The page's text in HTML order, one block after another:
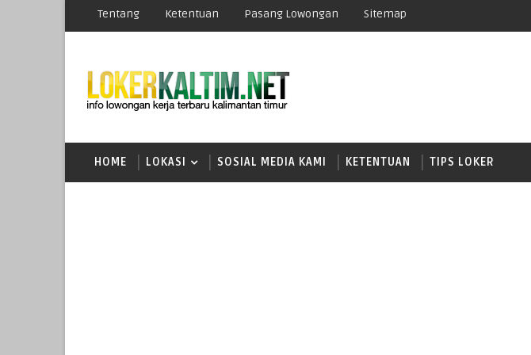
Tentang Ketentuan Pasang Lowongan Sitemap
HOME LOKASI SOSIAL MEDIA KAMI KETENTUAN TIPS LOKER